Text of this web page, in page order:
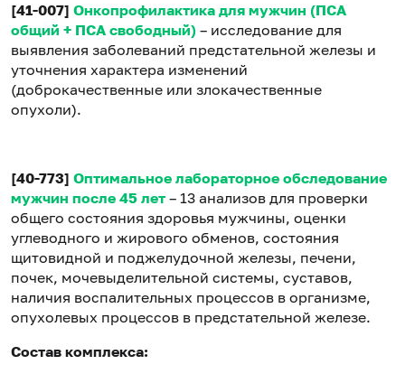
[41-007] Онкопрофилактика для мужчин (ПСА
общий + ПСА свободный) – исследование для
выявления заболеваний предстательной железы и
уточнения характера изменений
(доброкачественные или злокачественные
опухоли).
[40-773] Оптимальное лабораторное обследование
мужчин после 45 лет – 13 анализов для проверки
общего состояния здоровья мужчины, оценки
углеводного и жирового обменов, состояния
щитовидной и поджелудочной железы, печени,
почек, мочевыделительной системы, суставов,
наличия воспалительных процессов в организме,
опухолевых процессов в предстательной железе.
Состав комплекса: